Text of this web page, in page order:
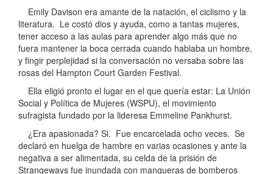
Emily Davison era amante de la natación, el ciclismo y la
literatura. Le costó dios y ayuda, como a tantas mujeres,
tener acceso a las aulas para aprender algo más que no
fuera mantener la boca cerrada cuando hablaba un hombre,
y fingir perplejidad si la conversación no versaba sobre las
rosas del Hampton Court Garden Festival.
Ella eligió pronto el lugar en el que quería estar: La Unión
Social y Política de Mujeres (WSPU), el movimiento
sufragista fundado por la lideresa Emmeline Pankhurst.
¿Era apasionada? Si. Fue encarcelada ocho veces. Se
declaró en huelga de hambre en varias ocasiones y ante la
negativa a ser alimentada, su celda de la prisión de
Strangeways fue inundada con mangueras de bomberos